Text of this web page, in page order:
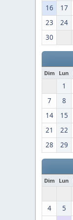
16
17
23
24
30
Dim Lun
1
7
8
14
15
21
22
28
29
Dim Lun
4
5